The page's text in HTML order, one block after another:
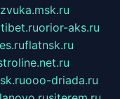
orior-aks.ru
flatnsk.ru
ooo-driada.ru